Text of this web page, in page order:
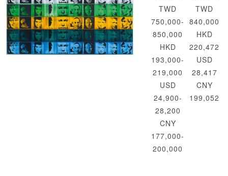
TWD
750,000-
850,000
HKD
193,000-
219,000
USD
24,900-
28,200
CNY
177,000-
200,000
TWD
840,000
HKD
220,472
USD
28,417
CNY
199,052